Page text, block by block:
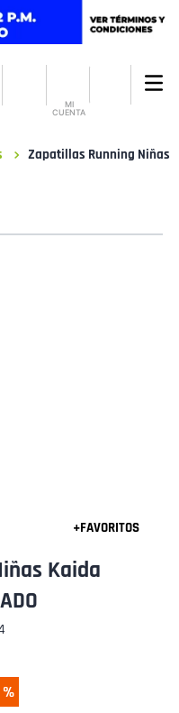
MI
CUENTA
Zapatillas Running Niñas
Kaida